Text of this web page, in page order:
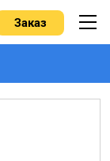
Заказ